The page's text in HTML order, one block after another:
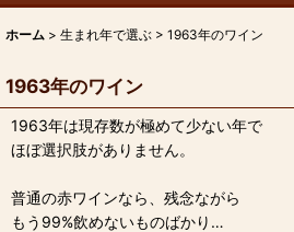
ホーム > 生まれ年で選ぶ > 1963年のワイン
1963年のワイン
1963年は現存数が極めて少ない年で
ほぼ選択肢がありません。
普通の赤ワインなら、残念ながら
もう99%飲めないものばかり…